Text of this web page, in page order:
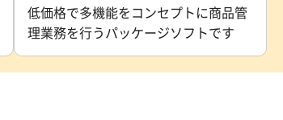
低価格で多機能をコンセプトに商品管
理業務を行うパッケージソフトです